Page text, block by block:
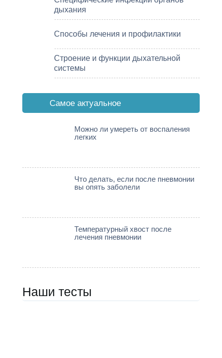
дыхания
Способы лечения и профилактики
Строение и функции дыхательной
системы
Cамое актуальное
Можно ли умереть от воспаления
легких
Что делать, если после пневмонии
вы опять заболели
Температурный хвост после
лечения пневмонии
Наши тесты